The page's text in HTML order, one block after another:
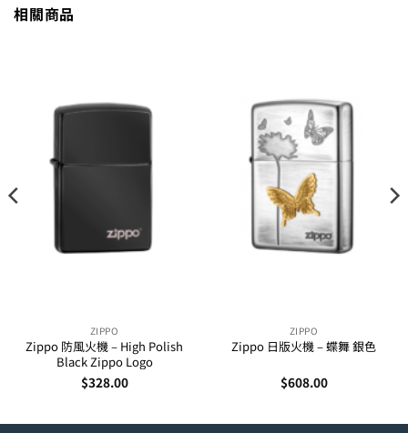
相關商品
ZIPPO
Zippo 防風火機 – High Polish
Black Zippo Logo
$328.00
ZIPPO
Zippo 日版火機 – 蝶舞 銀色
$608.00